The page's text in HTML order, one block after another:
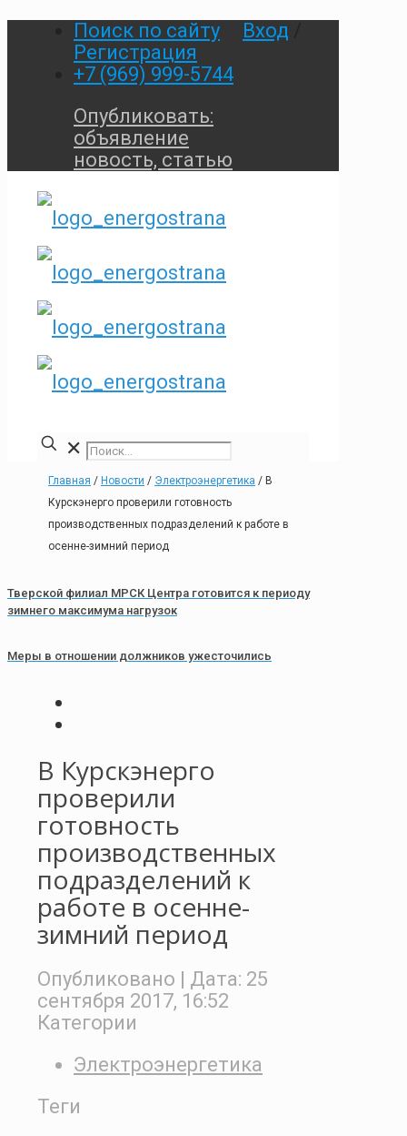
Поиск по сайту Вход
Регистрация
+7 (969) 999-5744
Опубликовать:
объявление
новость, статью
✕
Главная / Новости / Электроэнергетика / В
Курскэнерго проверили готовность
производственных подразделений к работе в
осенне-зимний период
Тверской филиал МРСК Центра готовится к периоду
зимнего максимума нагрузок
Меры в отношении должников ужесточились
В Курскэнерго
проверили
готовность
производственных
подразделений к
работе в осенне-
зимний период
Опубликовано | Дата: 25
сентября 2017, 16:52
Категории
Электроэнергетика
Теги